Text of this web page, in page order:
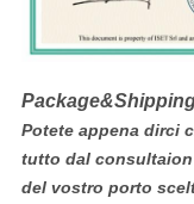
Potete appena dirci
tutto dal
del vostro porto